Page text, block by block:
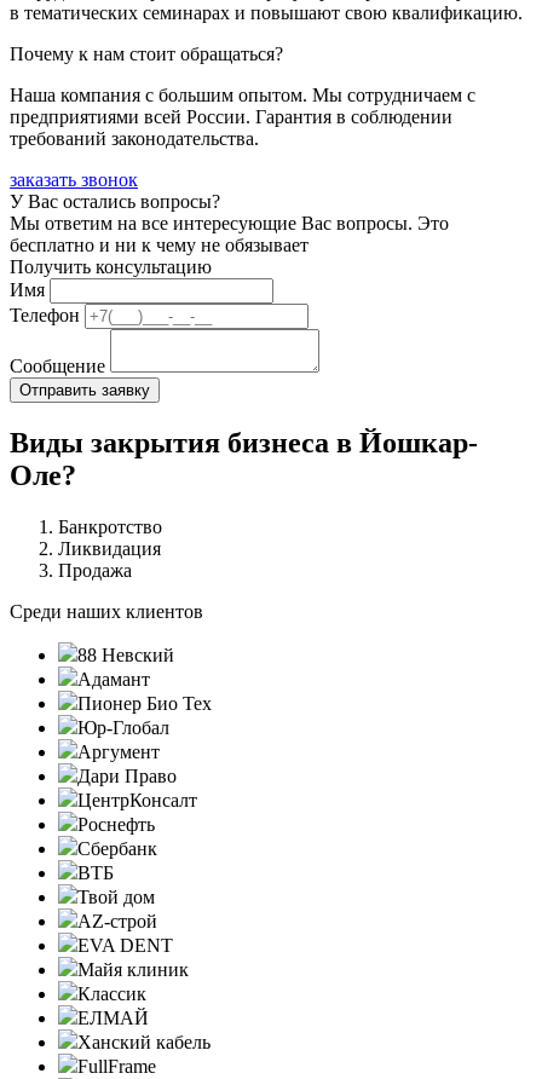
в тематических семинарах и повышают свою квалификацию.
Почему к нам стоит обращаться?
Наша компания с большим опытом. Мы сотрудничаем с
предприятиями всей России. Гарантия в соблюдении
требований законодательства.
заказать звонок
У Вас остались вопросы?
Мы ответим на все интересующие Вас вопросы. Это
бесплатно и ни к чему не обязывает
Получить консультацию
Имя
Телефон
Сообщение
Виды закрытия бизнеса в Йошкар-
Оле?
Банкротство
Ликвидация
Продажа
Среди наших клиентов
88 Невский
Адамант
Пионер Био Тех
Юр-Глобал
Аргумент
Дари Право
ЦентрКонсалт
Роснефть
Сбербанк
ВТБ
Твой дом
AZ-строй
EVA DENT
Майя клиник
Классик
ЕЛМАЙ
Ханский кабель
FullFrame